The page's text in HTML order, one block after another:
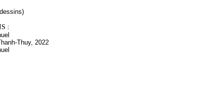
:
Thuy, 2022